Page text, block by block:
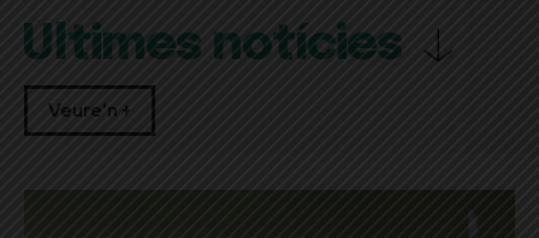
Últimes notícies
Veure'n +